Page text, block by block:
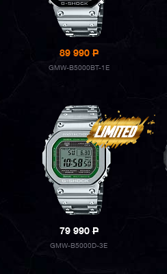
89 990P
GMW-B5000BT-1E
79 990P
GMW-B5000D-3E